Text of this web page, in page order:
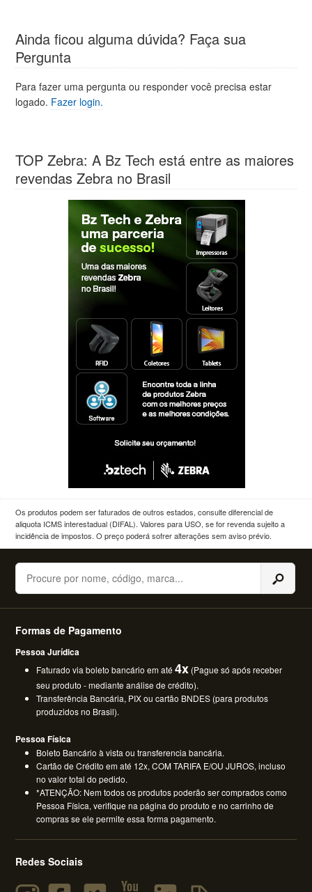
Ainda ficou alguma dúvida? Faça sua
Pergunta
Para fazer uma pergunta ou responder você precisa estar
logado. Fazer login.
TOP Zebra: A Bz Tech está entre as maiores
revendas Zebra no Brasil
Os produtos podem ser faturados de outros estados, consulte diferencial de
aliquota ICMS interestadual (DIFAL). Valores para USO, se for revenda sujeito a
incidência de impostos. O preço poderá sofrer alterações sem aviso prévio.
Buscar
Formas de Pagamento
Pessoa Jurídica
Faturado via boleto bancário em até4x (Pague só após receber
seu produto - mediante análise de crédito).
Transferência Bancária, PIX ou cartão BNDES (para produtos
produzidos no Brasil).
Pessoa Física
Boleto Bancário à vista ou transferencia bancária.
Cartão de Crédito em até 12x, COM TARIFA E/OU JUROS, incluso
no valor total do pedido.
*ATENÇÃO: Nem todos os produtos poderão ser comprados como
Pessoa Física, verifique na página do produto e no carrinho de
compras se ele permite essa forma pagamento.
Redes Sociais